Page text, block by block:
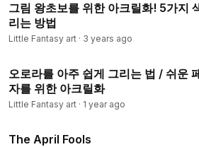
그림 왕초보를 위한 아크릴화! 5가지
리는 방법
Little Fantasy art · 3 years ago
오로라를 아주 쉽게 그리는 법 / 쉬운 페인팅 기법 / 초보
자를 위한 아크릴화
Little Fantasy art · 1 year ago
The April Fools